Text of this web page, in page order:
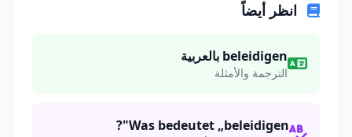
انظر أيضاً
beleidigen بالعربية
الترجمة والأمثلة
Was bedeutet „beleidigen"?